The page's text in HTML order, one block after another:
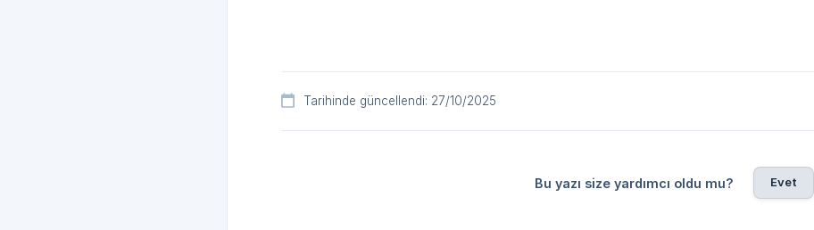
Tarihinde güncellendi: 27/10/2025
Bu yazı size yardımcı oldu mu? Evet